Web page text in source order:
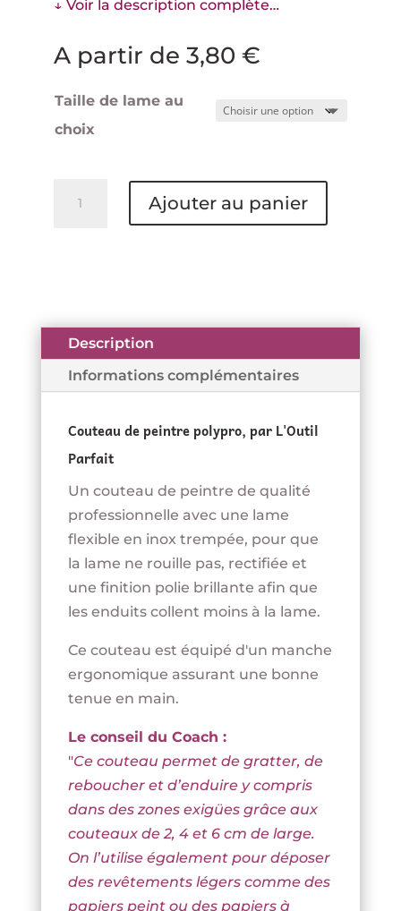
↓ Voir la description complète…
A partir de 3,80 €
Taille de lame au
choix
L'OUTIL
PARFAIT
Ajouter au panier
Description
Informations complémentaires
Couteau de peintre polypro, par L'Outil
Parfait
Un couteau de peintre de qualité
professionnelle avec une lame
flexible en inox trempée, pour que
la lame ne rouille pas, rectifiée et
une finition polie brillante afin que
les enduits collent moins à la lame.
Ce couteau est équipé d'un manche
ergonomique assurant une bonne
tenue en main.
Le conseil du Coach :
"Ce couteau permet de gratter, de
reboucher et d’enduire y compris
dans des zones exigües grâce aux
couteaux de 2, 4 et 6 cm de large.
On l’utilise également pour déposer
des revêtements légers comme des
papiers peint ou des papiers à